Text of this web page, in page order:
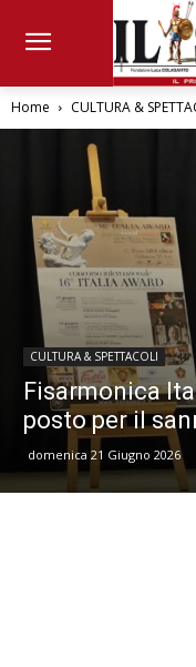
Home CULTURA &
CULTURA & SPETTACOLI
Fisarmonica
posto per il
domenica 21 Giugno 2026